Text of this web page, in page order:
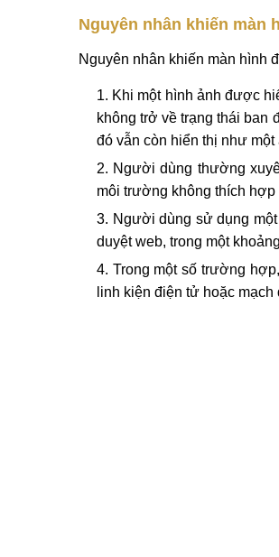
Nguyên nhân khiến màn
Nguyên nhân khiến màn hình
Khi một hình ảnh được
không trở về trạng thái
đó vẫn còn hiển thị như
Người dùng thường
môi trường không thích
Người dùng sử dụng
duyệt web, trong một
Trong một số trường
linh kiện điện tử hoặc